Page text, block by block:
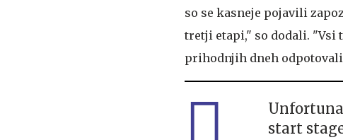
so se kasneje pojavili
tretji etapi," so dodali. "Vsi
prihodnjih dneh
start